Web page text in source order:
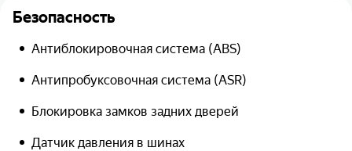
Безопасность
Антиблокировочная система (ABS)
Антипробуксовочная система (ASR)
Блокировка замков задних дверей
Датчик давления в шинах